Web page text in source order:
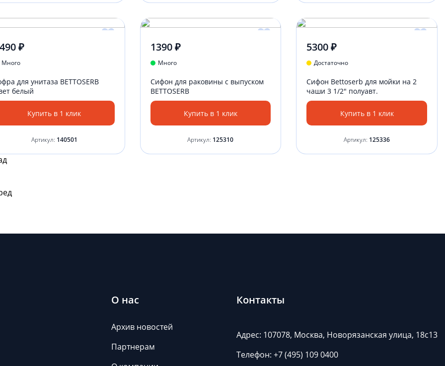
₽
Много
для унитаза BETTOSERB
белый
Купить в 1 клик
Артикул: 140501
1390 ₽
Много
Сифон для раковины с выпуском
BETTOSERB
Купить в 1 клик
Артикул: 125310
5300 ₽
Достаточно
Сифон Bettoserb для мойки на 2
чаши 3 1/2" полуавт.
Купить в 1 клик
Артикул: 125336
О нас
Архив новостей
Партнерам
Контакты
Адрес: 107078, Москва, Новорязанская улица, 18с13
Телефон: +7 (495) 109 0400